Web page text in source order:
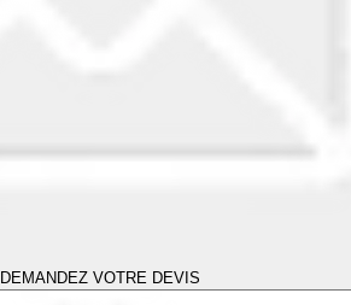
DEMANDEZ VOTRE DEVIS